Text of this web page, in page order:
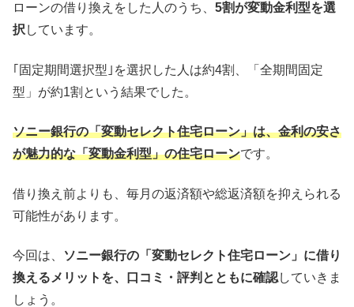
ローンの借り換えをした人のうち、 5割が変動金利型を選
択 しています。
｢固定期間選択型｣を選択した人は約4割、「全期間固定
型」が約1割という結果でした。
ソニー銀行の「変動セレクト住宅ローン」は、金利の安さ
が魅力的な「変動金利型」の住宅ローンです。
借り換え前よりも、毎月の返済額や総返済額を抑えられる
可能性があります。
今回は、
ソニー銀行の「変動セレクト住宅ローン」に借り
換えるメリットを、口コミ・評判とともに確認していきま
しょう。